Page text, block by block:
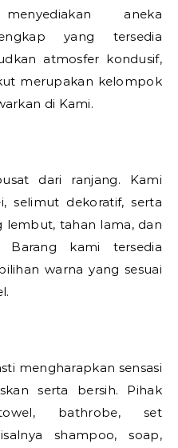
aneka
yang tersedia
atmosfer kondusif,
merupakan kelompok
di Kami.
dari ranjang. Kami
selimut dekoratif, serta
lembut, tahan lama, dan
Barang kami tersedia
warna yang sesuai
mengharapkan sensasi
serta bersih. Pihak
bathrobe, set
shampoo, soap,